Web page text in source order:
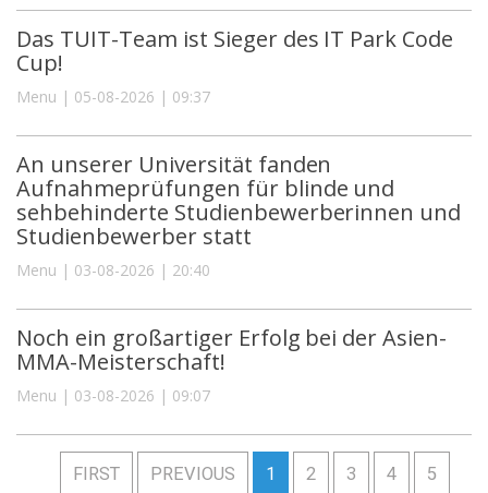
Das TUIT-Team ist Sieger des IT Park Code
Cup!
Menu | 05-08-2026 | 09:37
An unserer Universität fanden
Aufnahmeprüfungen für blinde und
sehbehinderte Studienbewerberinnen und
Studienbewerber statt
Menu | 03-08-2026 | 20:40
Noch ein großartiger Erfolg bei der Asien-
MMA-Meisterschaft!
Menu | 03-08-2026 | 09:07
FIRST PREVIOUS 1 2 3 4 5